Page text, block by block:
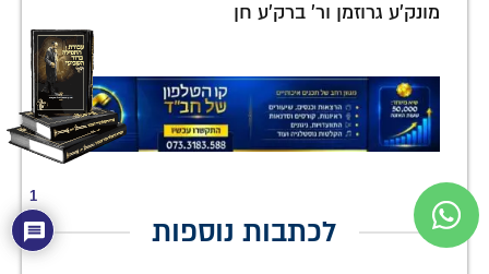
מונק'ע גרוזמן ור' ברק'ע חן
לכתבות נוספות
1